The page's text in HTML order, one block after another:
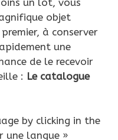
objet
à conserver
une
de le recevoir
: Le catalogue
by clicking in the
une langue »